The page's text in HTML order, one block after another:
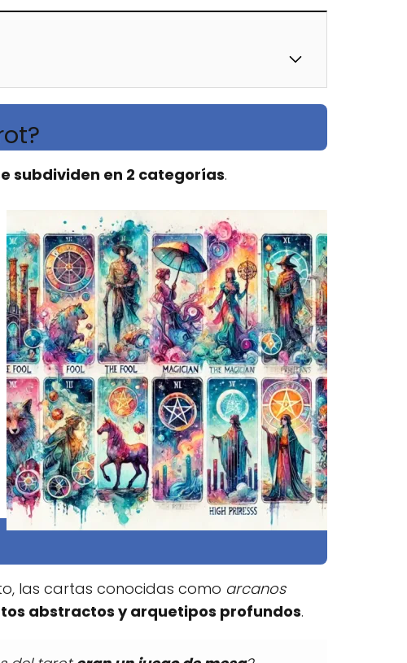
subdividen en 2 categorías.
las cartas conocidas como arcanos
abstractos y arquetipos profundos.